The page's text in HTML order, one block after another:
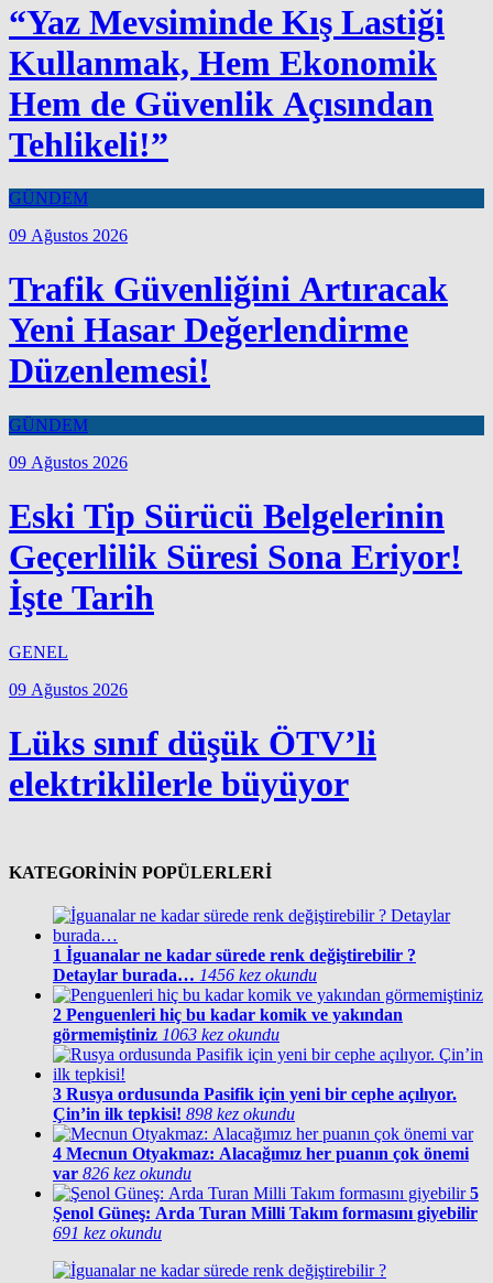
“Yaz Mevsiminde Kış Lastiği
Kullanmak, Hem Ekonomik
Hem de Güvenlik Açısından
Tehlikeli!”
GÜNDEM
09 Ağustos 2026
Trafik Güvenliğini Artıracak
Yeni Hasar Değerlendirme
Düzenlemesi!
GÜNDEM
09 Ağustos 2026
Eski Tip Sürücü Belgelerinin
Geçerlilik Süresi Sona Eriyor!
İşte Tarih
GENEL
09 Ağustos 2026
Lüks sınıf düşük ÖTV’li
elektriklilerle büyüyor
KATEGORİNİN POPÜLERLERİ
1 İguanalar ne kadar sürede renk değiştirebilir ?
Detaylar burada… 1456 kez okundu
2 Penguenleri hiç bu kadar komik ve yakından
görmemiştiniz 1063 kez okundu
3 Rusya ordusunda Pasifik için yeni bir cephe açılıyor.
Çin’in ilk tepkisi! 898 kez okundu
4 Mecnun Otyakmaz: Alacağımız her puanın çok önemi
var 826 kez okundu
5
Şenol Güneş: Arda Turan Milli Takım formasını giyebilir
691 kez okundu